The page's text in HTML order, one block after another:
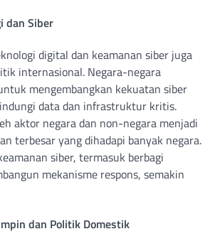
dan Siber
digital dan keamanan siber juga
internasional. Negara-negara
mengembangkan kekuatan siber
data dan infrastruktur kritis.
aktor negara dan non-negara menjadi
terbesar yang dihadapi banyak negara.
siber, termasuk berbagi
mekanisme respons, semakin
dan Politik Domestik